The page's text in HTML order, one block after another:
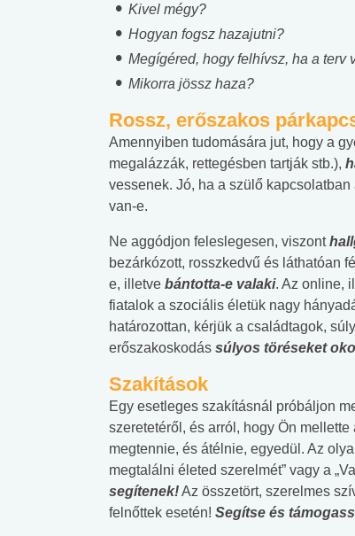
Kivel mégy?
Hogyan fogsz hazajutni?
Megígéred, hogy felhívsz, ha a terv
Mikorra jössz haza?
Rossz, erőszakos
Amennyiben tudomására jut, hogy a
megalázzák, rettegésben tartják stb.),
vessenek. Jó, ha a szülő
van-e.
Ne aggódjon feleslegesen, viszont
bezárkózott, rosszkedvű és láthatóan
e, illetve bántotta-e valaki. Az online,
fiatalok a szociális életük nagy
határozottan, kérjük a családtagok,
erőszakoskodás súlyos töréseket
Szakítások
Egy esetleges szakításnál próbáljon
szeretetéről, és arról, hogy Ön
megtennie, és átélnie, egyedül. Az
megtalálni életed szerelmét” vagy a
segítenek!Az összetört, szerelmes
felnőttek esetén! Segítse és
#Zöldövezet
lábnyomod?
#Betegségek